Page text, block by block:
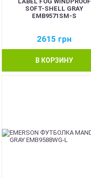
SOFT-SHELL GRAY
EMB9571SM-S
2615 грн
В КОРЗИНУ